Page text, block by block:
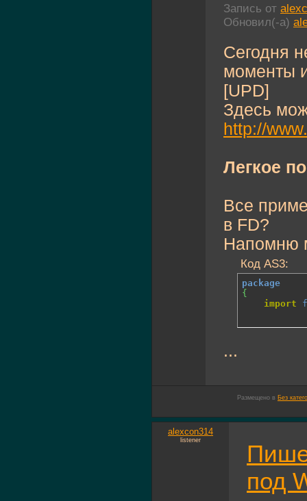
Запись от
Обновил(-а)
Сегодня
моменты
[UPD]
Здесь
http://
Легкое
Все
в FD?
Напомню
Код AS3:
package
{
import
...
Размещено в Без
alexcon314
listener
под